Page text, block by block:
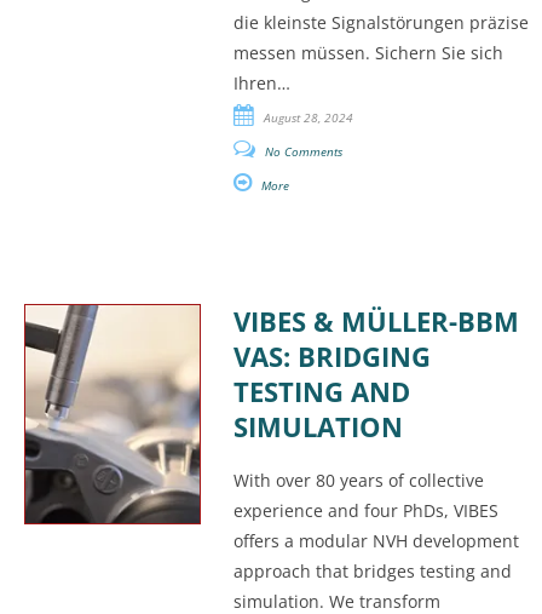
die kleinste Signalstörungen präzise
messen müssen. Sichern Sie sich
Ihren…
August 28, 2024
No Comments
More
VIBES & MÜLLER-BBM
VAS: BRIDGING
TESTING AND
SIMULATION
With over 80 years of collective
experience and four PhDs, VIBES
offers a modular NVH development
approach that bridges testing and
simulation. We transform